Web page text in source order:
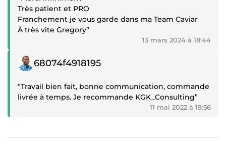
Très patient et PRO
Franchement je vous garde dans ma Team Caviar
À très vite Gregory”
13 mars 2024 à 18:44
Témoignage positif
68074f4918195
“Travail bien fait, bonne communication, commande
livrée à temps. Je recommande KGK_Consulting”
11 mai 2022 à 19:56